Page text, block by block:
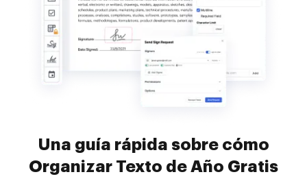
Una guía rápida sobre cómo
Organizar Texto de Año Gratis